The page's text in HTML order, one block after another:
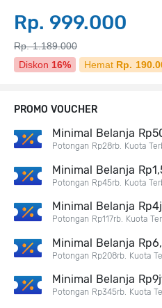
Rp. 999.000
Rp. 1.189.000
Diskon 16% Hemat Rp.
PROMO VOUCHER
Minimal Belanja
Potongan Rp28rb. Kuota
Minimal Belanja
Potongan Rp45rb. Kuota
Minimal Belanja
Potongan Rp117rb. Kuota
Minimal Belanja
Potongan Rp208rb. Kuota
Minimal Belanja
Potongan Rp345rb. Kuota